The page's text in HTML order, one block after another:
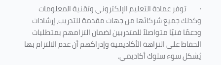
· توفر عمادة التعليم الإلكتروني وتقنية المعلومات
وكذلك جميع شركائها من جهات مقدمة للتدريب، إرشادات
ودعمًا فنيًا متواصلاً للمتدربين لضمان التزامهم بمتطلبات
الحفاظ على النزاهة الأكاديمية وإدراكهم أن عدم الالتزام بها
يُشكل سوء سلوك أكاديمي.